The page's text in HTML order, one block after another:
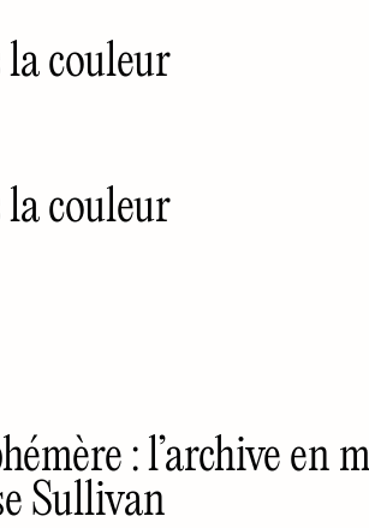
couleur
couleur
: l’archive en
Sullivan